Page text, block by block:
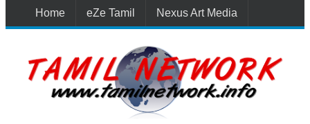
Home eZe Tamil Nexus Art Media